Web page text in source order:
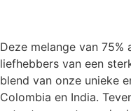
Deze melange van
liefhebbers van een
blend van onze unieke
Colombia en India.